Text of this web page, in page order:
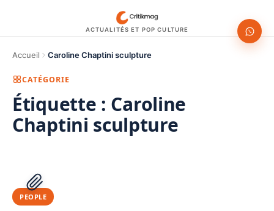
ACTUALITÉS ET POP CULTURE
Accueil Caroline Chaptini sculpture
CATÉGORIE
Étiquette : Caroline
Chaptini sculpture
PUBLICITÉ
PEOPLE